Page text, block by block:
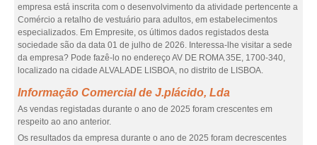
empresa está inscrita com o desenvolvimento da atividade pertencente a
Comércio a retalho de vestuário para adultos, em estabelecimentos
especializados. Em Empresite, os últimos dados registados desta
sociedade são da data 01 de julho de 2026. Interessa-lhe visitar a sede
da empresa? Pode fazê-lo no endereço AV DE ROMA 35E, 1700-340,
localizado na cidade ALVALADE LISBOA, no distrito de LISBOA.
Informação Comercial de J.plácido, Lda
As vendas registadas durante o ano de 2025 foram crescentes em
respeito ao ano anterior.
Os resultados da empresa durante o ano de 2025 foram decrescentes